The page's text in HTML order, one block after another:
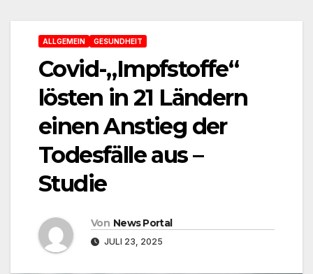
ALLGEMEIN GESUNDHEIT
Covid-„Impfstoffe“
lösten in 21 Ländern
einen Anstieg der
Todesfälle aus –
Studie
Von News Portal
JULI 23, 2025